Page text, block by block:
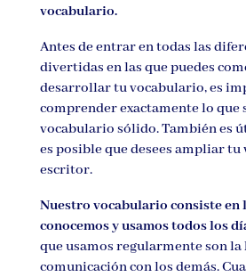
vocabulario.
Antes de entrar en todas las
divertidas en las que puedes
desarrollar tu vocabulario, es
comprender exactamente lo que
vocabulario sólido. También es
es posible que desees ampliar
escritor.
Nuestro vocabulario consiste en
conocemos y usamos todos los
que usamos regularmente son la
comunicación con los demás.